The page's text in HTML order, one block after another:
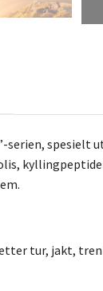
spesielt
tur, jakt,